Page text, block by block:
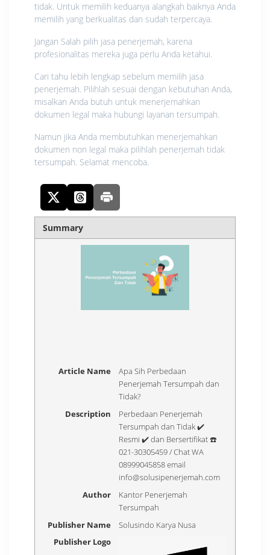
tidak. Untuk memilih keduanya alangkah baiknya Anda
memilih yang berkualitas dan sudah terpercaya.
Jangan Salah pilih jasa penerjemah, karena
profesionalitas mereka juga perlu Anda ketahui.
Cari tahu lebih lengkap sebelum memilih jasa
penerjemah. Pilihlah sesuai dengan kebutuhan Anda,
misalkan Anda butuh untuk menerjemahkan
dokumen legal maka hubungi layanan tersumpah.
Namun jika Anda membutuhkan menerjemahkan
dokumen non legal maka pilihlah penerjemah tidak
tersumpah. Selamat mencoba.
Summary
Article Name
Apa Sih Perbedaan
Penerjemah Tersumpah dan
Tidak?
Description
Perbedaan Penerjemah
Tersumpah dan Tidak ✔️
Resmi ✔️ dan Bersertifikat ☎️
021-30305459 / Chat WA
08999045858 email
info@solusipenerjemah.com
Author
Kantor Penerjemah
Tersumpah
Publisher Name
Solusindo Karya Nusa
Publisher Logo